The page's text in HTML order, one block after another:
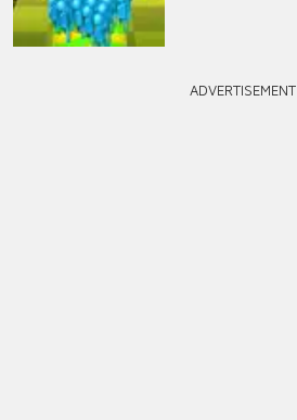
ADVERTISEMENT